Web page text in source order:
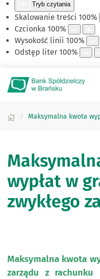
Tryb czytania
Skalowanie treści 100%
Czcionka 100%
Wysokość linii 100%
Odstęp liter 100%
Maksymalna kwota
wypłat w
zwykłego
Maksymalna kwota
zarządu z rachunku